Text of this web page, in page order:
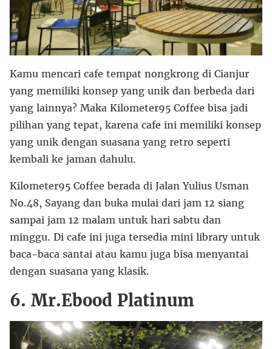
Kamu mencari cafe tempat nongkrong di Cianjur
yang memiliki konsep yang unik dan berbeda dari
yang lainnya? Maka Kilometer95 Coffee bisa jadi
pilihan yang tepat, karena cafe ini memiliki konsep
yang unik dengan suasana yang retro seperti
kembali ke jaman dahulu.
Kilometer95 Coffee berada di Jalan Yulius Usman
No.48, Sayang dan buka mulai dari jam 12 siang
sampai jam 12 malam untuk hari sabtu dan
minggu. Di cafe ini juga tersedia mini library untuk
baca-baca santai atau kamu juga bisa menyantai
dengan suasana yang klasik.
6. Mr.Ebood Platinum